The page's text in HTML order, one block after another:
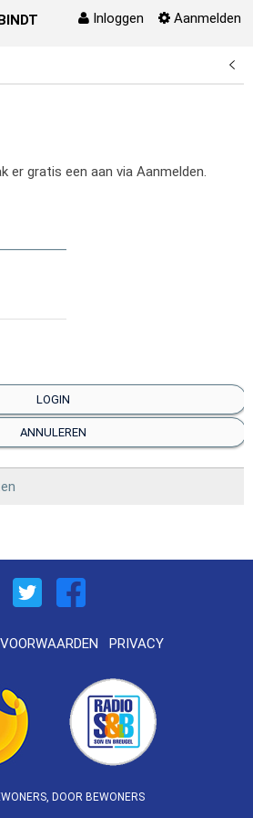
Inloggen Aanmelden
er gratis een aan via Aanmelden.
LOGIN
ANNULEREN
VOORWAARDEN PRIVACY
DOOR BEWONERS